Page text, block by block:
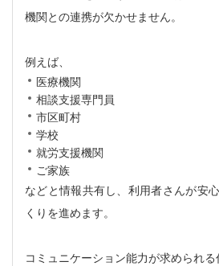
機関との連携が欠かせません。
例えば、
医療機関
相談支援専門員
市区町村
学校
就労支援機関
ご家族
などと情報共有し、利用者さんが安
くりを進めます。
コミュニケーション能力が求められる